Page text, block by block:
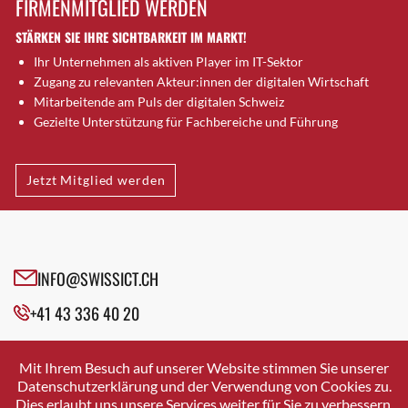
Brugg AG
Brütten
Bubendorf
Bubikon
Buchs (SG)
Bäretswil
Bülach
Cazis
Crissier
Davos Platz
Dierikon
Dietikon
FIRMENMITGLIED WERDEN
STÄRKEN SIE IHRE SICHTBARKEIT IM MARKT!
Ihr Unternehmen als aktiven Player im IT-Sektor
Zugang zu relevanten Akteur:innen der digitalen Wirtschaft
Mitarbeitende am Puls der digitalen Schweiz
Gezielte Unterstützung für Fachbereiche und Führung
Jetzt Mitglied werden
INFO@SWISSICT.CH
+41 43 336 40 20
SWISSICT
VULKANSTRASSE 120
8048 ZURICH
Mit Ihrem Besuch auf unserer Website stimmen Sie unserer
Datenschutzerklärung und der Verwendung von Cookies zu.
Dies erlaubt uns unsere Services weiter für Sie zu verbessern.